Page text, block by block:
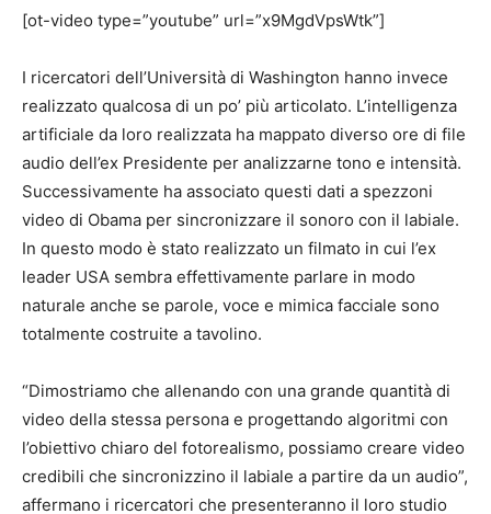
[ot-video type=”youtube” url=”x9MgdVpsWtk”]
I ricercatori dell’Università di Washington hanno invece
realizzato qualcosa di un po’ più articolato. L’intelligenza
artificiale da loro realizzata ha mappato diverso ore di file
audio dell’ex Presidente per analizzarne tono e intensità.
Successivamente ha associato questi dati a spezzoni
video di Obama per sincronizzare il sonoro con il labiale.
In questo modo è stato realizzato un filmato in cui l’ex
leader USA sembra effettivamente parlare in modo
naturale anche se parole, voce e mimica facciale sono
totalmente costruite a tavolino.
“Dimostriamo che allenando con una grande quantità di
video della stessa persona e progettando algoritmi con
l’obiettivo chiaro del fotorealismo, possiamo creare video
credibili che sincronizzino il labiale a partire da un audio”,
affermano i ricercatori che presenteranno il loro studio